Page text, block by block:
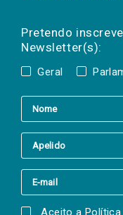
Pretendo
Newsletter(s):
Geral
a(s)
mail
Aceito a Política